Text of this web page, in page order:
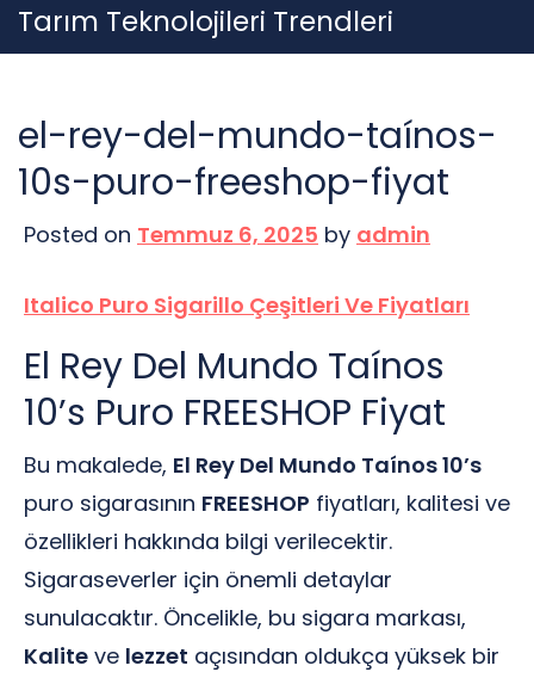
Skip
to
Tarım Teknolojileri Trendleri
el-rey-del-mundo-taínos-
10s-puro-freeshop-fiyat
Posted on Temmuz 6, 2025 by admin
Italico Puro Sigarillo Çeşitleri Ve Fiyatları
El Rey Del Mundo Taínos
10’s Puro FREESHOP Fiyat
Bu makalede, El Rey Del Mundo Taínos 10’s
puro sigarasının FREESHOP fiyatları, kalitesi ve
özellikleri hakkında bilgi verilecektir.
Sigaraseverler için önemli detaylar
sunulacaktır. Öncelikle, bu sigara markası,
Kalite ve lezzet açısından oldukça yüksek bir